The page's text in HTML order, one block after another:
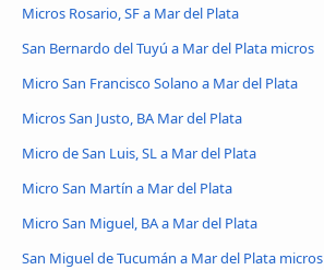
Micros Rosario, SF a Mar del Plata
San Bernardo del Tuyú a Mar del Plata micros
Micro San Francisco Solano a Mar del Plata
Micros San Justo, BA Mar del Plata
Micro de San Luis, SL a Mar del Plata
Micro San Martín a Mar del Plata
Micro San Miguel, BA a Mar del Plata
San Miguel de Tucumán a Mar del Plata micros